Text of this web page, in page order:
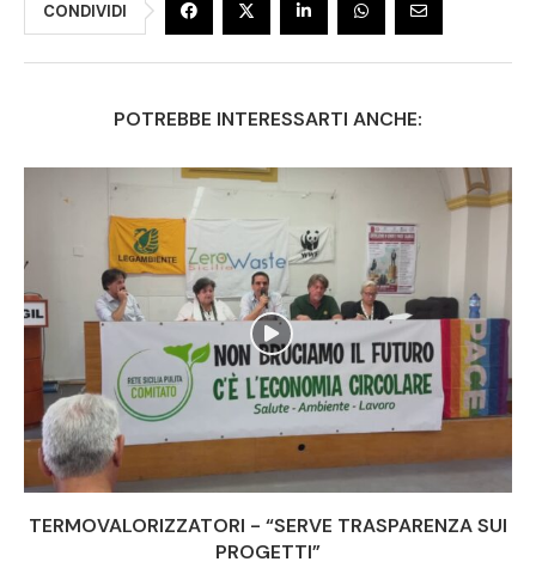
CONDIVIDI
POTREBBE INTERESSARTI ANCHE:
TERMOVALORIZZATORI - “SERVE TRASPARENZA SUI
PROGETTI”